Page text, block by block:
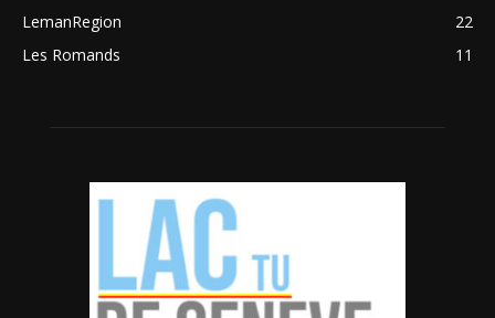
LemanRegion
22
Les Romands
11